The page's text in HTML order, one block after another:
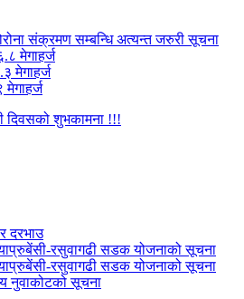
संक्रमण सम्बन्धि अत्यन्त जरुरी सूचना
मेगाहर्ज
मेगाहर्ज
दिवसको शुभकामना !!!
दरभाउ
रसुवागढी सडक योजनाको सूचना
रसुवागढी सडक योजनाको सूचना
नुवाकोटको सूचना